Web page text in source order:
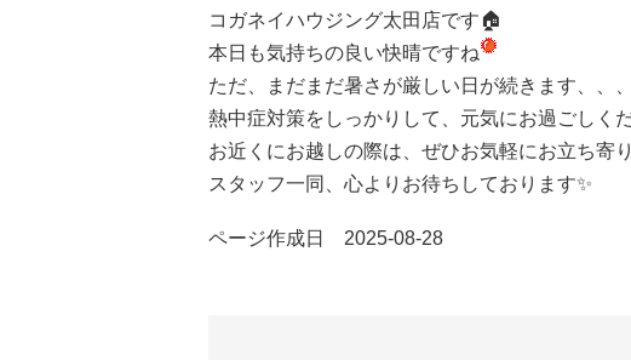
コガネイハウジング太田店です🏠
本日も気持ちの良い快晴ですね
ただ、まだまだ暑さが厳しい日が続きます、、、
熱中症対策をしっかりして、元気にお過ごしく
お近くにお越しの際は、ぜひお気軽にお立ち寄
スタッフ一同、心よりお待ちしております✨
ページ作成日 2025-08-28